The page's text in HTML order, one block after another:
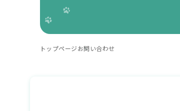
トップページお問い合わせ